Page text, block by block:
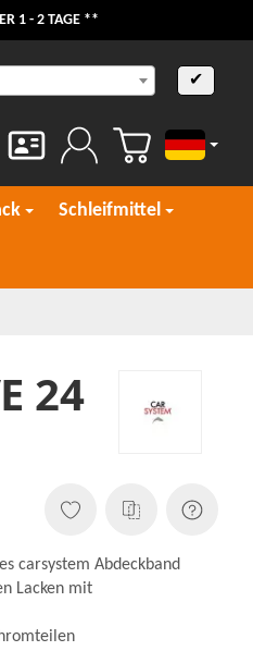
1 - 2 TAGE **
✔
Deutsch
Schleifmittel
24
carsystem Abdeckband
Lacken mit